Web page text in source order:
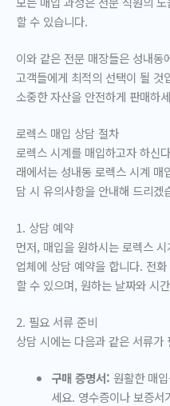
할 수 있습니다.
이와 같은 전문 매장들은 성내
고객들에게 최적의 선택이 될 것
소중한 자산을 안전하게 판매하
로렉스 매입 상담 절차
로렉스 시계를 매입하고자 하신
래에서는 성내동 로렉스 시계
담 시 유의사항을 안내해 드리겠
1. 상담 예약
먼저, 매입을 원하시는 로렉스
업체에 상담 예약을 합니다. 전
할 수 있으며, 원하는 날짜와 시
2. 필요 서류 준비
상담 시에는 다음과 같은 서류가
구매 증명서: 원활한 매
세요. 영수증이나 보증서